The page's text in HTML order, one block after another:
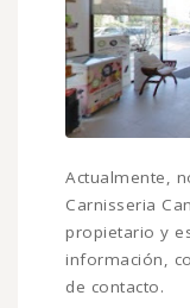
Actualmente,
Carnisseria
propietario y
información,
de contacto.